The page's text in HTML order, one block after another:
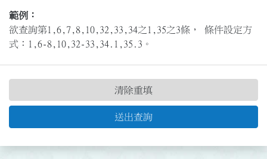
範例：
欲查詢第1,6,7,8,10,32,33,34之1,35之3條， 條件設定方
式：1,6-8,10,32-33,34.1,35.3。
送出查詢
清除重填